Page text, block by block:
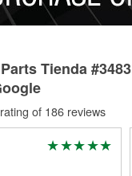
Tienda #3483
of 186 reviews